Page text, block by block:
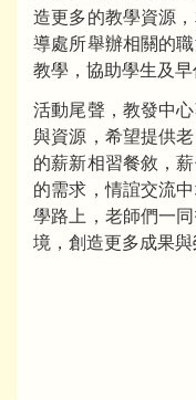
造更多的教學資源
導處所舉辦相關的
教學，協助學生及早
活動尾聲，教發中
與資源，希望提供
的薪新相習餐敘，
的需求，情誼交流
學路上，老師們一
境，創造更多成果與